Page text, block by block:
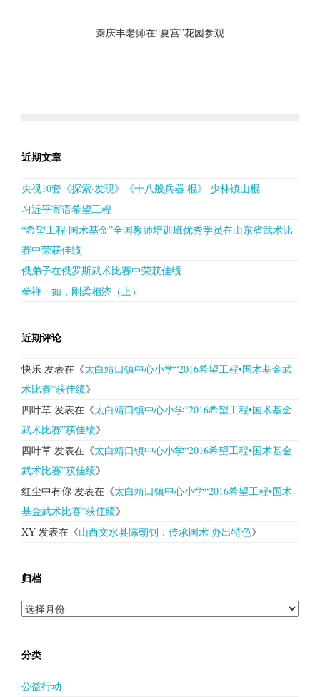
秦庆丰老师在“夏宫”花园参观
近期文章
央视10套《探索·发现》《十八般兵器 棍》 少林镇山棍
习近平寄语希望工程
“希望工程·国术基金”全国教师培训班优秀学员在山东省武术比
赛中荣获佳绩
俄弟子在俄罗斯武术比赛中荣获佳绩
拳禅一如，刚柔相济（上）
近期评论
快乐 发表在《太白靖口镇中心小学“2016希望工程•国术基金武
术比赛”获佳绩》
四叶草 发表在《太白靖口镇中心小学“2016希望工程•国术基金
武术比赛”获佳绩》
四叶草 发表在《太白靖口镇中心小学“2016希望工程•国术基金
武术比赛”获佳绩》
红尘中有你 发表在《太白靖口镇中心小学“2016希望工程•国术
基金武术比赛”获佳绩》
XY 发表在《山西文水县陈朝钊：传承国术 办出特色》
归档
归
分类
公益行动